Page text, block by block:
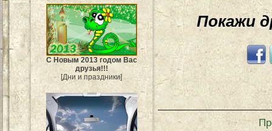
С Новым 2013 годом Вас
друзья!!!
[Дни и праздники]
Покажи